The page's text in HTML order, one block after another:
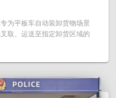
为平板车自动装卸货物场景
取、运送至指定卸货区域的